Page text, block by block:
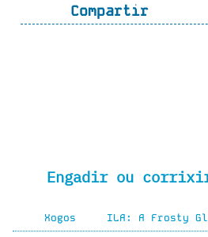
Compartir
Engadir ou
Xogos ILA: A Frosty